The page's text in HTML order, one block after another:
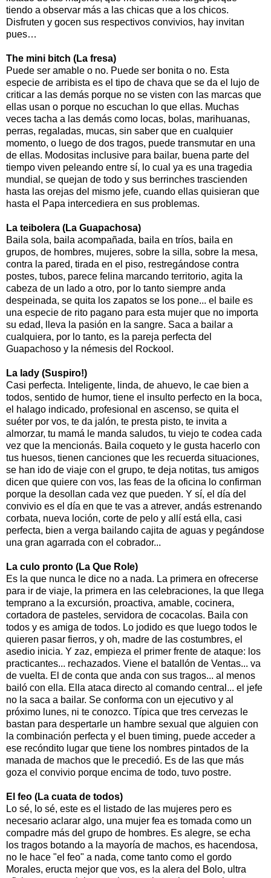
tiendo a observar más a las chicas que a los chicos.
Disfruten y gocen sus respectivos convivios, hay invitan
pues…
The mini bitch (La fresa)
Puede ser amable o no. Puede ser bonita o no. Esta
especie de arribista es el tipo de chava que se da el lujo de
criticar a las demás porque no se visten con las marcas que
ellas usan o porque no escuchan lo que ellas. Muchas
veces tacha a las demás como locas, bolas, marihuanas,
perras, regaladas, mucas, sin saber que en cualquier
momento, o luego de dos tragos, puede transmutar en una
de ellas. Modositas inclusive para bailar, buena parte del
tiempo viven peleando entre sí, lo cual ya es una tragedia
mundial, se quejan de todo y sus berrinches trascienden
hasta las orejas del mismo jefe, cuando ellas quisieran que
hasta el Papa intercediera en sus problemas.
La teibolera (La Guapachosa)
Baila sola, baila acompañada, baila en tríos, baila en
grupos, de hombres, mujeres, sobre la silla, sobre la mesa,
contra la pared, tirada en el piso, restregándose contra
postes, tubos, parece felina marcando territorio, agita la
cabeza de un lado a otro, por lo tanto siempre anda
despeinada, se quita los zapatos se los pone... el baile es
una especie de rito pagano para esta mujer que no importa
su edad, lleva la pasión en la sangre. Saca a bailar a
cualquiera, por lo tanto, es la pareja perfecta del
Guapachoso y la némesis del Rockool.
La lady (Suspiro!)
Casi perfecta. Inteligente, linda, de ahuevo, le cae bien a
todos, sentido de humor, tiene el insulto perfecto en la boca,
el halago indicado, profesional en ascenso, se quita el
suéter por vos, te da jalón, te presta pisto, te invita a
almorzar, tu mamá le manda saludos, tu viejo te codea cada
vez que la mencionás. Baila coqueto y le gusta hacerlo con
tus huesos, tienen canciones que les recuerda situaciones,
se han ido de viaje con el grupo, te deja notitas, tus amigos
dicen que quiere con vos, las feas de la oficina lo confirman
porque la desollan cada vez que pueden. Y sí, el día del
convivio es el día en que te vas a atrever, andás estrenando
corbata, nueva loción, corte de pelo y allí está ella, casi
perfecta, bien a verga bailando cajita de aguas y pegándose
una gran agarrada con el cobrador...
La culo pronto (La Que Role)
Es la que nunca le dice no a nada. La primera en ofrecerse
para ir de viaje, la primera en las celebraciones, la que llega
temprano a la excursión, proactiva, amable, cocinera,
cortadora de pasteles, servidora de cocacolas. Baila con
todos y es amiga de todos. Lo jodido es que luego todos le
quieren pasar fierros, y oh, madre de las costumbres, el
asedio inicia. Y zaz, empieza el primer frente de ataque: los
practicantes... rechazados. Viene el batallón de Ventas... va
de vuelta. El de conta que anda con sus tragos... al menos
bailó con ella. Ella ataca directo al comando central... el jefe
no la saca a bailar. Se conforma con un ejecutivo y al
próximo lunes, ni te conozco. Típica que tres cervezas le
bastan para despertarle un hambre sexual que alguien con
la combinación perfecta y el buen timing, puede acceder a
ese recóndito lugar que tiene los nombres pintados de la
manada de machos que le precedió. Es de las que más
goza el convivio porque encima de todo, tuvo postre.
El feo (La cuata de todos)
Lo sé, lo sé, este es el listado de las mujeres pero es
necesario aclarar algo, una mujer fea es tomada como un
compadre más del grupo de hombres. Es alegre, se echa
los tragos botando a la mayoría de machos, es hacendosa,
no le hace "el feo" a nada, come tanto como el gordo
Morales, eructa mejor que vos, es la alera del Bolo, ultra